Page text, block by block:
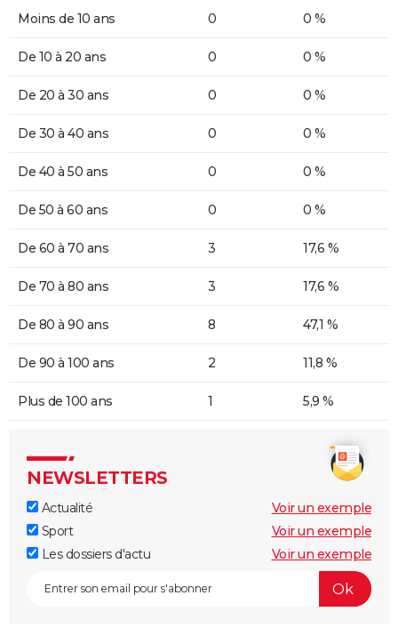
Moins de 10 ans 0 0 %
De 10 à 20 ans 0 0 %
De 20 à 30 ans 0 0 %
De 30 à 40 ans 0 0 %
De 40 à 50 ans 0 0 %
De 50 à 60 ans 0 0 %
De 60 à 70 ans 3 17,6 %
De 70 à 80 ans 3 17,6 %
De 80 à 90 ans 8 47,1 %
De 90 à 100 ans 2 11,8 %
Plus de 100 ans 1 5,9 %
NEWSLETTERS
Actualité
Voir un exemple
Sport
Voir un exemple
Les dossiers d'actu
Voir un exemple